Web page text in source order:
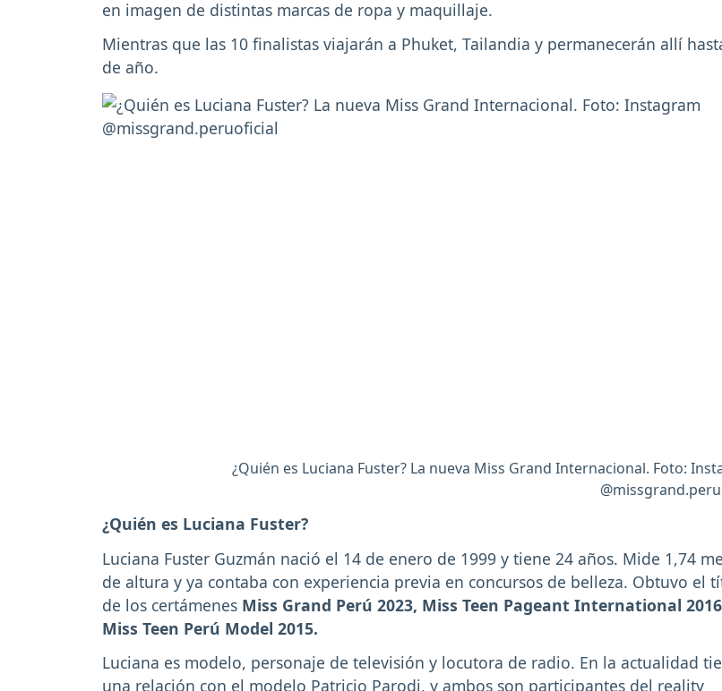
en imagen de distintas marcas de ropa y maquillaje.
Mientras que las 10 finalistas viajarán a Phuket, Tailandia y permanecerán allí
de año.
¿Quién es Luciana Fuster? La nueva Miss Grand Internacional. Foto:
¿Quién es Luciana Fuster?
Luciana Fuster Guzmán nació el 14 de enero de 1999 y tiene 24 años. Mide 1,74
de altura y ya contaba con experiencia previa en concursos de belleza. Obtuvo el
de los certámenes Miss Grand Perú 2023, Miss Teen Pageant International
Miss Teen Perú Model 2015.
Luciana es modelo, personaje de televisión y locutora de radio. En la actualidad
una relación con el modelo Patricio Parodi, y ambos son participantes del reality